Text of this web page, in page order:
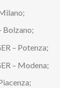
Bolzano;
– Potenza;
– Modena;